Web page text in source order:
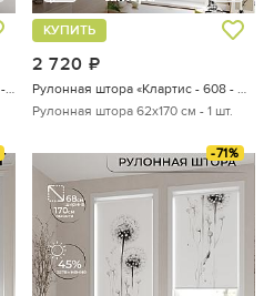
Рулонная штора «Франкрост - 94 - ширина 50 см»
2 720
КУПИТЬ
Рулонная штора «Клартис - 608 - ширина 62 см»
Рулонная штора 62х170 см - 1 шт.
-71%